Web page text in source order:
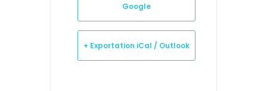
Google
+ Exportation iCal / Outlook